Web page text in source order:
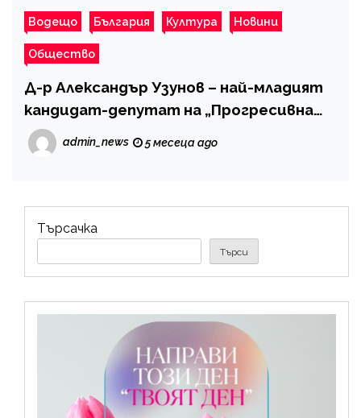
Водещо България Култура Новини
Общество
Д-р Александър Узунов – най-младият
кандидат-депутат на „Прогресивна
България“ във Велико Търново
admin_news 5 месеца ago
Търсачка
Търси